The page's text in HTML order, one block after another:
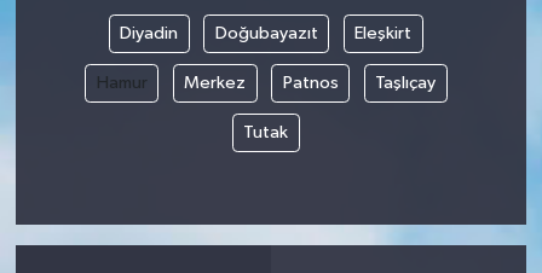
Diyadin Doğubayazıt Eleşkirt
Hamur Merkez Patnos Taşlıçay
Tutak